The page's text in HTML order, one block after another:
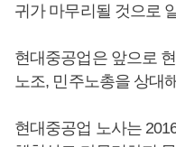
귀가 마무리될 것으로
현대중공업은 앞으로
노조, 민주노총을 상대
현대중공업 노사는